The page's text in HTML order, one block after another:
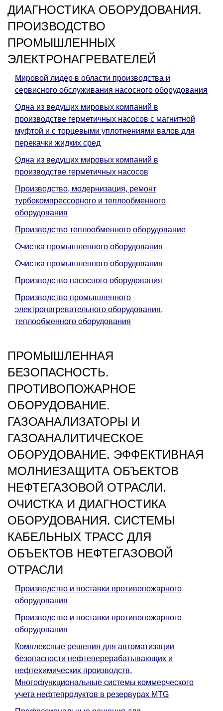
ДИАГНОСТИКА ОБОРУДОВАНИЯ.
ПРОИЗВОДСТВО
ПРОМЫШЛЕННЫХ
ЭЛЕКТРОНАГРЕВАТЕЛЕЙ
Мировой лидер в области производства и
сервисного обслуживания насосного оборудования
Одна из ведущих мировых компаний в
производстве герметичных насосов с магнитной
муфтой и с торцевыми уплотнениями валов для
перекачки жидких сред
Одна из ведущих мировых компаний в
производстве герметичных насосов
Производство, модернизация, ремонт
турбокомпрессорного и теплообменного
оборудования
Производство теплообменного оборудование
Очистка промышленного оборудования
Очистка промышленного оборудования
Производство насосного оборудования
Производство промышленного
электронагревательного оборудования,
теплообменного оборудования
ПРОМЫШЛЕННАЯ
БЕЗОПАСНОСТЬ.
ПРОТИВОПОЖАРНОЕ
ОБОРУДОВАНИЕ.
ГАЗОАНАЛИЗАТОРЫ И
ГАЗОАНАЛИТИЧЕСКОЕ
ОБОРУДОВАНИЕ. ЭФФЕКТИВНАЯ
МОЛНИЕЗАЩИТА ОБЪЕКТОВ
НЕФТЕГАЗОВОЙ ОТРАСЛИ.
ОЧИСТКА И ДИАГНОСТИКА
ОБОРУДОВАНИЯ. СИСТЕМЫ
КАБЕЛЬНЫХ ТРАСС ДЛЯ
ОБЪЕКТОВ НЕФТЕГАЗОВОЙ
ОТРАСЛИ
Производство и поставки противопожарного
оборудования
Производство и поставки противопожарного
оборудования
Комплексные решения для автоматизации
безопасности нефтеперерабатывающих и
нефтехимических производств.
Многофункциональные системы коммерческого
учета нефтепродуктов в резервурах MTG